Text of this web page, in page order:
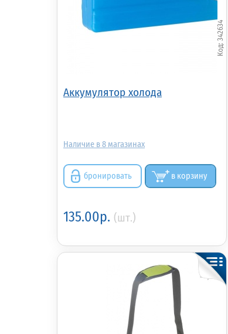
Аккумулятор холода
342634
8
бронировать в корзину
135.00р. (шт.)